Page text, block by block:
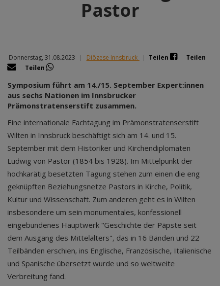
Pastor
Donnerstag, 31.08.2023 | Diözese Innsbruck | Teilen
Teilen
Teilen
Symposium führt am 14./15. September Expert:innen
aus sechs Nationen im Innsbrucker
Prämonstratenserstift zusammen.
Eine internationale Fachtagung im Prämonstratenserstift
Wilten in Innsbruck beschäftigt sich am 14. und 15.
September mit dem Historiker und Kirchendiplomaten
Ludwig von Pastor (1854 bis 1928). Im Mittelpunkt der
hochkarätig besetzten Tagung stehen zum einen die eng
geknüpften Beziehungsnetze Pastors in Kirche, Politik,
Kultur und Wissenschaft. Zum anderen geht es in Wilten
insbesondere um sein monumentales, konfessionell
eingebundenes Hauptwerk "Geschichte der Päpste seit
dem Ausgang des Mittelalters", das in 16 Bänden und 22
Teilbänden erschien, ins Englische, Französische, Italienische
und Spanische übersetzt wurde und so weltweite
Verbreitung fand.